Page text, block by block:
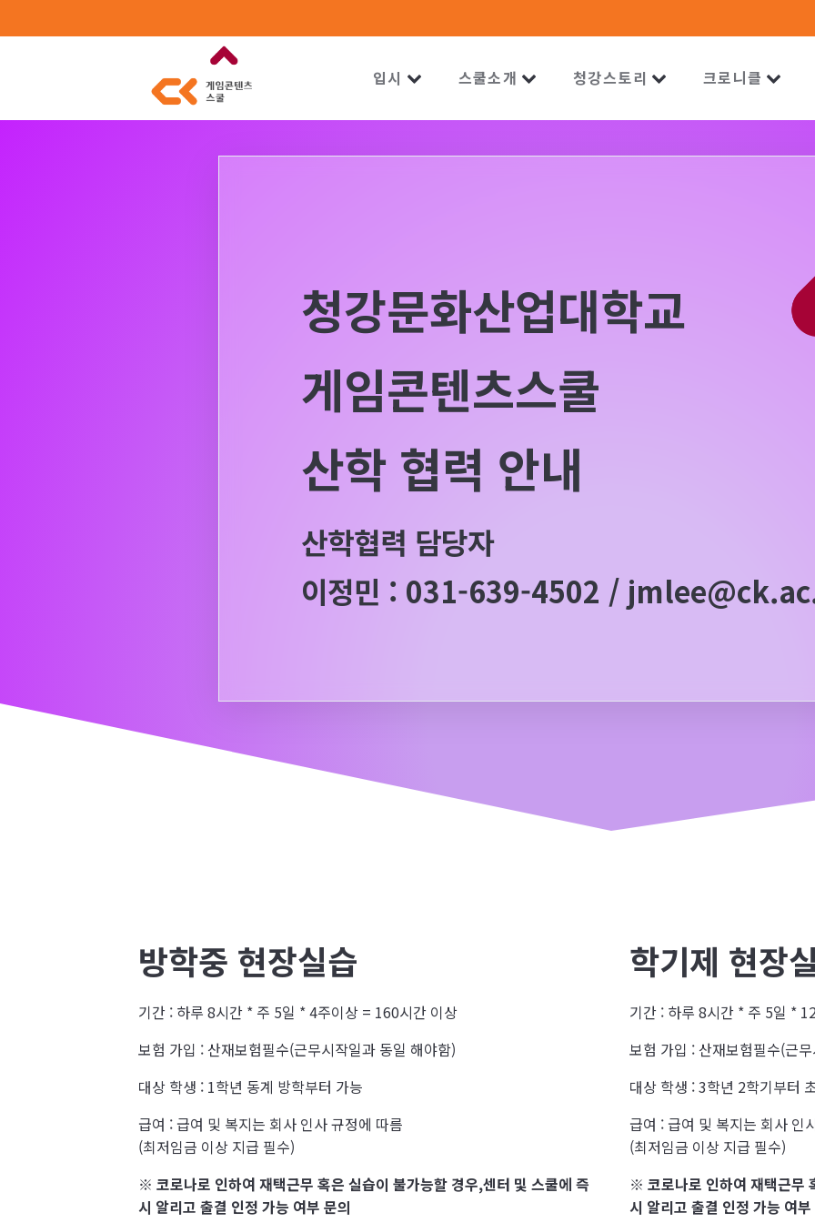
입시 스쿨소개 청강스토리 크로니클
청강문화산업대학교
게임콘텐츠스쿨
산학 협력 안내
산학협력 담당자
이정민 : 031-639-4502 /
방학중 현장실습
기간 : 하루 8시간 * 주 5일 * 4주이상 = 160시간 이상
보험 가입 : 산재보험필수(근무시작일과 동일 해야함)
대상 학생 : 1학년 동계 방학부터 가능
급여 : 급여 및 복지는 회사 인사 규정에 따름
(최저임금 이상 지급 필수)
※ 코로나로 인하여 재택근무 혹은 실습이 불가능할 경우,센터 및 스쿨에 즉
시 알리고 출결 인정 가능 여부 문의
학기제 현장
기간 : 하루 8시간 * 주 5일 *
보험 가입 : 산재보험필수(근
대상 학생 : 3학년 2학기부터
급여 : 급여 및 복지는 회사 인
(최저임금 이상 지급 필수)
※ 코로나로 인하여 재택근무
시 알리고 출결 인정 가능 여